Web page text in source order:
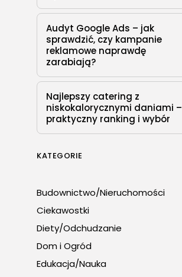
Audyt Google Ads – jak
sprawdzić, czy kampanie
reklamowe naprawdę
zarabiają?
Najlepszy catering z
niskokalorycznymi daniami –
praktyczny ranking i wybór
KATEGORIE
Budownictwo/Nieruchomości
Ciekawostki
Diety/Odchudzanie
Dom i Ogród
Edukacja/Nauka